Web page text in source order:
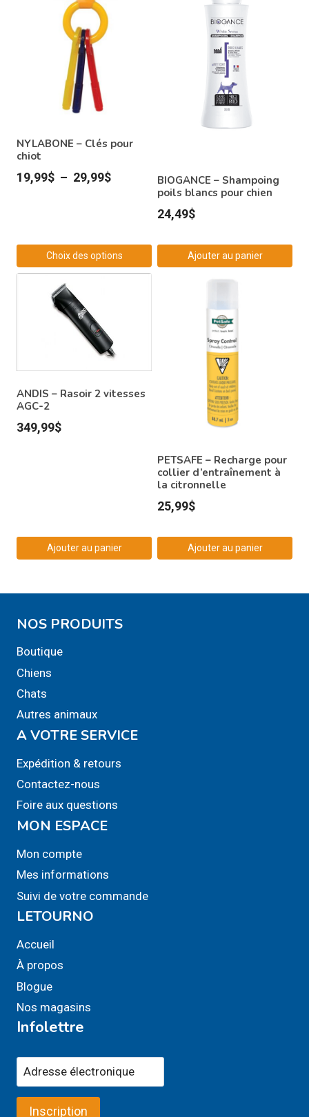
NYLABONE – Clés pour
chiot
19,99$ – 29,99$Plage
à
29,99$
Choix des options
Ce
produit
Les
options
peuvent
être
produit
BIOGANCE – Shampoing
poils blancs pour chien
24,49$
Ajouter au panier
ANDIS – Rasoir 2 vitesses
AGC-2
349,99$
Ajouter au panier
PETSAFE – Recharge pour
collier d’entraînement à
la citronnelle
25,99$
Ajouter au panier
NOS PRODUITS
Boutique
Chiens
Chats
Autres animaux
A VOTRE SERVICE
Expédition & retours
Contactez-nous
Foire aux questions
MON ESPACE
Mon compte
Mes informations
Suivi de votre commande
LETOURNO
Accueil
À propos
Blogue
Nos magasins
Infolettre
Inscription